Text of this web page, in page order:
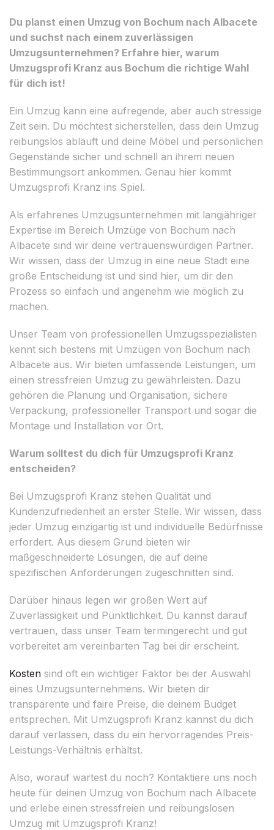
Du planst einen Umzug von Bochum nach Albacete
und suchst nach einem zuverlässigen
Umzugsunternehmen? Erfahre hier, warum
Umzugsprofi Kranz aus Bochum die richtige Wahl
für dich ist!
Ein Umzug kann eine aufregende, aber auch stressige
Zeit sein. Du möchtest sicherstellen, dass dein Umzug
reibungslos abläuft und deine Möbel und persönlichen
Gegenstände sicher und schnell an ihrem neuen
Bestimmungsort ankommen. Genau hier kommt
Umzugsprofi Kranz ins Spiel.
Als erfahrenes Umzugsunternehmen mit langjähriger
Expertise im Bereich Umzüge von Bochum nach
Albacete sind wir deine vertrauenswürdigen Partner.
Wir wissen, dass der Umzug in eine neue Stadt eine
große Entscheidung ist und sind hier, um dir den
Prozess so einfach und angenehm wie möglich zu
machen.
Unser Team von professionellen Umzugsspezialisten
kennt sich bestens mit Umzügen von Bochum nach
Albacete aus. Wir bieten umfassende Leistungen, um
einen stressfreien Umzug zu gewährleisten. Dazu
gehören die Planung und Organisation, sichere
Verpackung, professioneller Transport und sogar die
Montage und Installation vor Ort.
Warum solltest du dich für Umzugsprofi Kranz
entscheiden?
Bei Umzugsprofi Kranz stehen Qualität und
Kundenzufriedenheit an erster Stelle. Wir wissen, dass
jeder Umzug einzigartig ist und individuelle Bedürfnisse
erfordert. Aus diesem Grund bieten wir
maßgeschneiderte Lösungen, die auf deine
spezifischen Anforderungen zugeschnitten sind.
Darüber hinaus legen wir großen Wert auf
Zuverlässigkeit und Pünktlichkeit. Du kannst darauf
vertrauen, dass unser Team termingerecht und gut
vorbereitet am vereinbarten Tag bei dir erscheint.
Kosten sind oft ein wichtiger Faktor bei der Auswahl
eines Umzugsunternehmens. Wir bieten dir
transparente und faire Preise, die deinem Budget
entsprechen. Mit Umzugsprofi Kranz kannst du dich
darauf verlassen, dass du ein hervorragendes Preis-
Leistungs-Verhältnis erhältst.
Also, worauf wartest du noch? Kontaktiere uns noch
heute für deinen Umzug von Bochum nach Albacete
und erlebe einen stressfreien und reibungslosen
Umzug mit Umzugsprofi Kranz!